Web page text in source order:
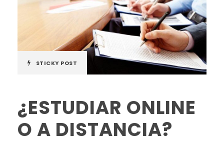
STICKY POST
¿ESTUDIAR ONLINE
O A DISTANCIA?